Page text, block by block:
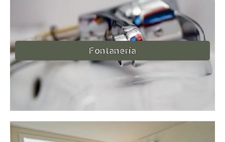
Fontanería